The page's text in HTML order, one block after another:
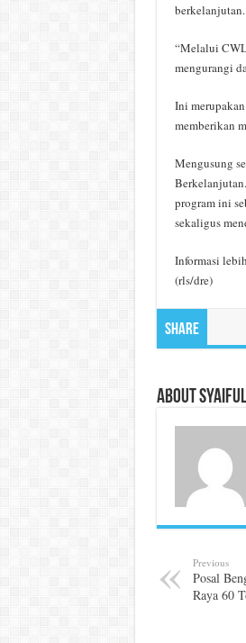
berkelanjutan.
“Melalui
mengurangi
Ini
memberikan
Mengusung
program ini
sekaligus
Informasi
(rls/dre)
Share
About
Previous
Posal
Raya 60